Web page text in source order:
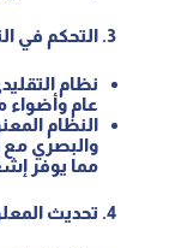
التحكم في
نظام
عام وأضواء
النظام
والبصري مع
مما يوفر
تحديث